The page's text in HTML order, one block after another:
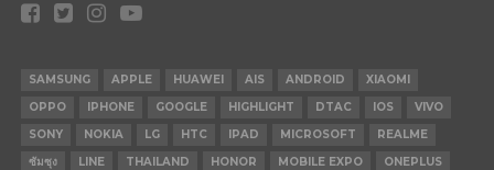
SAMSUNG APPLE HUAWEI AIS ANDROID
XIAOMI
OPPO
IPHONE GOOGLE HIGHLIGHT DTAC IOS
VIVO
SONY
NOKIA LG HTC IPAD MICROSOFT
REALME
ซัมซุง
LINE THAILAND HONOR MOBILE EXPO
ONEPLUS